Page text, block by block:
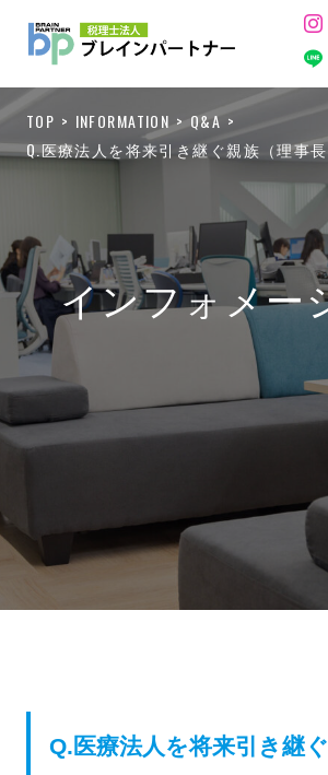
TOP INFORMATION
Q&A
Q.医療法人を将来引き継ぐ親族（理事
インフォメー
Q.医療法人を将来引き継